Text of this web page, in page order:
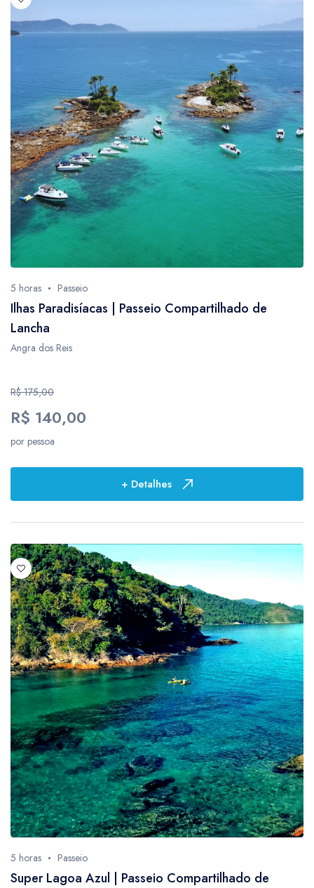
4
3
5
1
5 horas
8
6
1
6 horas
105
7
1
7 hrs
8 h
1
8 horas
88
5 horas Passeio
Ilhas Paradisíacas | Passeio Compartilhado de
Lancha
Angra dos Reis
R$ 175,00
R$ 140,00
por pessoa
+ Detalhes
5 horas Passeio
Super Lagoa Azul | Passeio Compartilhado de